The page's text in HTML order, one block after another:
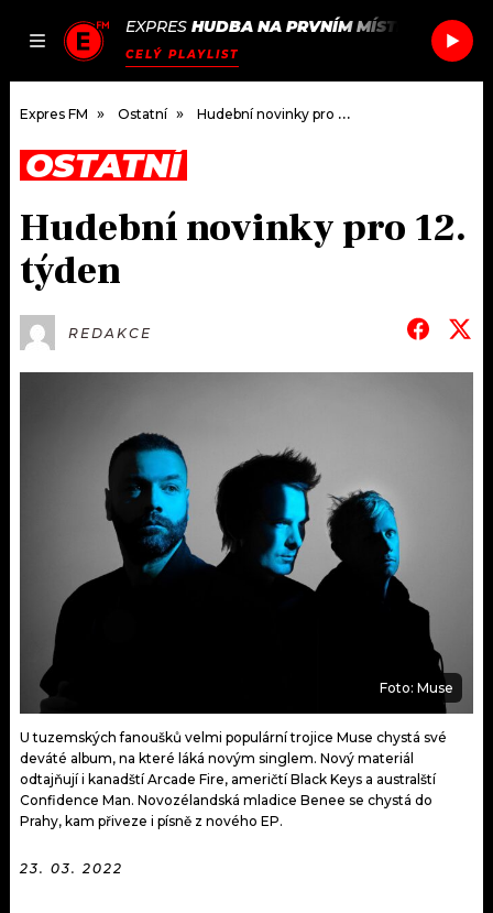
JAK
SEZNAM.CZ
EXPRES HUDBA NA PRVNÍM MÍSTĚ
CELÝ PLAYLIST
DOMŮ
ČLÁNKY
AKTUÁLNĚ
HUDBA
#NEBUDUDOMA
KALENDÁŘ
VIP
TRENDY
KULTURA
MIX
OSTATNÍ
PODCASTY
JAK NALADIT
APLIKACE
PROGRAM
JAK NALADIT
SOUTĚŽE
Expres FM Ostatní Hudební novinky pro 12. týden
OSTATNÍ
Hudební novinky pro 12.
týden
REDAKCE
Foto: Muse
U tuzemských fanoušků velmi populární trojice Muse chystá své
deváté album, na které láká novým singlem. Nový materiál
odtajňují i kanadští Arcade Fire, američtí Black Keys a australští
Confidence Man. Novozélandská mladice Benee se chystá do
Prahy, kam přiveze i písně z nového EP.
23. 03. 2022